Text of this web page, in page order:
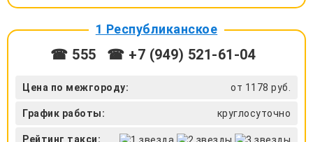
1 Республиканское
☎ 555 ☎ +7 (949) 521-61-04
Цена по межгороду: от 1178 руб.
График работы: круглосуточно
Рейтинг такси: